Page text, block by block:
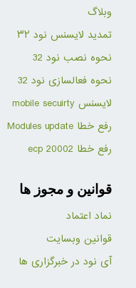
وبلاگ
تمدید لایسنس نود ۳۲
نحوه نصب نود 32
نحوه فعالسازی نود 32
لایسنس mobile secuirty
رفع خطا Modules update
رفع خطا ecp 20002
قوانین و مجوز ها
نماد اعتماد
قوانین وبسایت
آی نود در خبرگزاری ها